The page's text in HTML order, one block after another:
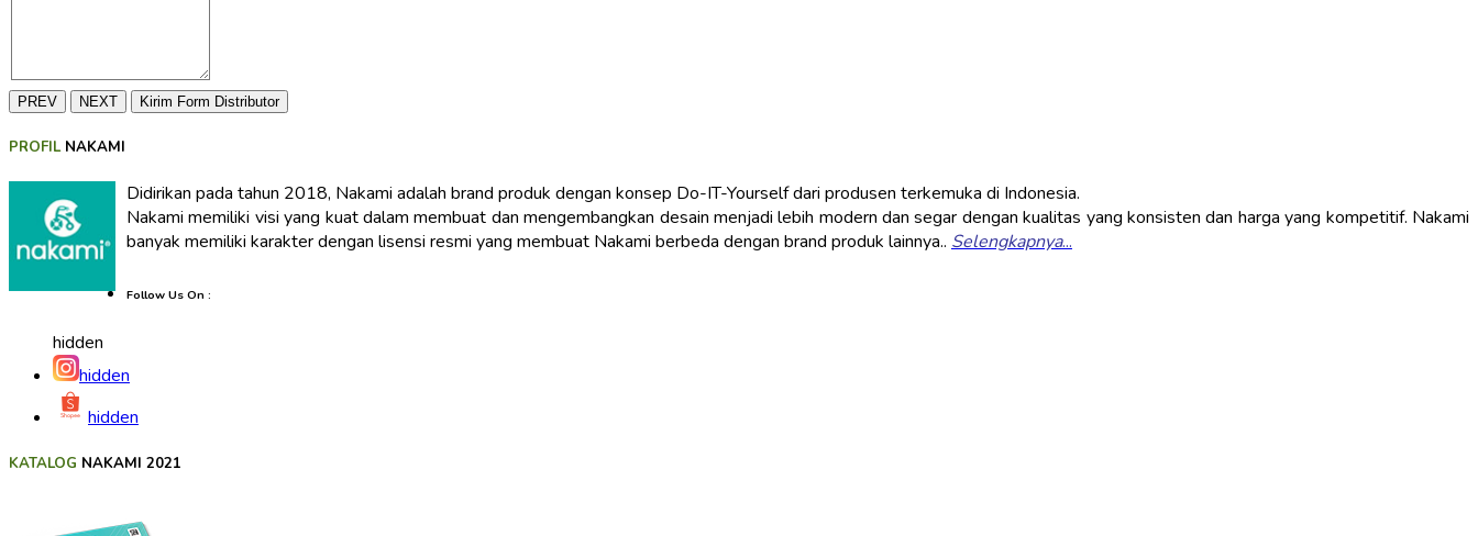
PREV NEXT Kirim Form Distributor
PROFILNAKAMI
Didirikan pada tahun 2018, Nakami adalah brand produk dengan konsep Do-IT-Yourself dari produsen terkemuka di Indonesia.
Nakami memiliki visi yang kuat dalam membuat dan mengembangkan desain menjadi lebih modern dan segar dengan kualitas yang konsisten dan harga yang kompetitif. Nakami
banyak memiliki karakter dengan lisensi resmi yang membuat Nakami berbeda dengan brand produk lainnya.. Selengkapnya...
Follow Us On :
hidden
hidden
hidden
KATALOG NAKAMI 2021